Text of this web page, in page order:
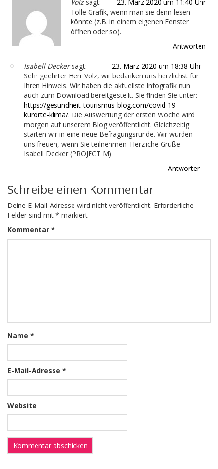
Völz sagt:
23. März 2020 um 11:40 Uhr
Tolle Grafik, wenn man sie denn lesen
könnte (z.B. in einem eigenen Fenster
öffnen oder so).
Antworten
Isabell Decker sagt:
23. März 2020 um 18:38 Uhr
Sehr geehrter Herr Völz, wir bedanken uns herzlichst für
Ihren Hinweis. Wir haben die aktuellste Infografik nun
auch zum Download bereitgestellt. Sie finden Sie unter:
https://gesundheit-tourismus-blog.com/covid-19-
kurorte-klima/. Die Auswertung der ersten Woche wird
morgen auf unserem Blog veröffentlicht. Gleichzeitig
starten wir in eine neue Befragungsrunde. Wir würden
uns freuen, wenn Sie teilnehmen! Herzliche Grüße
Isabell Decker (PROJECT M)
Antworten
Schreibe einen Kommentar
Deine E-Mail-Adresse wird nicht veröffentlicht. Erforderliche
Felder sind mit * markiert
Kommentar *
Name *
E-Mail-Adresse *
Website